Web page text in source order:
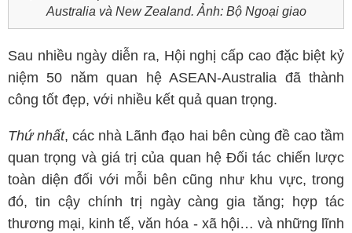
Australia và New Zealand. Ảnh: Bộ Ngoại giao
Sau nhiều ngày diễn ra, Hội nghị cấp cao đặc biệt kỷ
niệm 50 năm quan hệ ASEAN-Australia đã thành
công tốt đẹp, với nhiều kết quả quan trọng.
Thứ nhất, các nhà Lãnh đạo hai bên cùng đề cao tầm
quan trọng và giá trị của quan hệ Đối tác chiến lược
toàn diện đối với mỗi bên cũng như khu vực, trong
đó, tin cậy chính trị ngày càng gia tăng; hợp tác
thương mại, kinh tế, văn hóa - xã hội… và những lĩnh